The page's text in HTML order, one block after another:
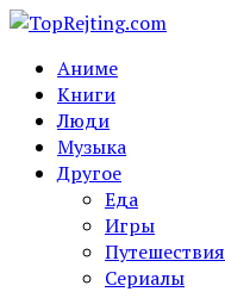
Перейти
контенту
Аниме
Книги
Люди
Музыка
Другое
Еда
Игры
Путешествия
Сериалы